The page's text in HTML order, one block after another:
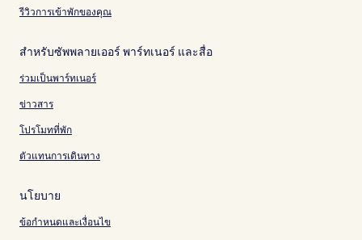
รีวิวการเข้าพักของคุณ
สำหรับซัพพลายเออร์ พาร์ทเนอร์ และสื่อ
ร่วมเป็นพาร์ทเนอร์
ข่าวสาร
โปรโมทที่พัก
ตัวแทนการเดินทาง
นโยบาย
ข้อกำหนดและเงื่อนไข